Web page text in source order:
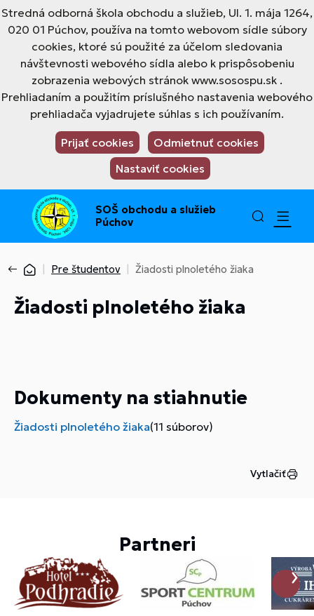
Stredná odborná škola obchodu a služieb, Ul. 1. mája 1264,
020 01 Púchov, používa na tomto webovom sídle súbory
cookies, ktoré sú použité za účelom sledovania
návštevnosti webového sídla alebo k prispôsobeniu
zobrazenia webových stránok www.sosospu.sk .
Prehliadaním a použitím príslušného nastavenia webového
prehliadača vyjadrujete súhlas s ich používaním.
Prijať cookies
Odmietnuť cookies
Nastaviť cookies
SOŠ obchodu a služieb
Púchov
Pre študentov Žiadosti plnoletého žiaka
Žiadosti plnoletého žiaka
Dokumenty na stiahnutie
Žiadosti plnoletého žiaka(11 súborov)
Vytlačiť
Partneri